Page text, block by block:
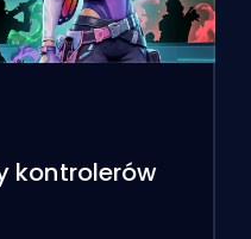
kontrolerów